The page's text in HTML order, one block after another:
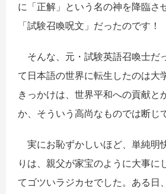
に「正解」という名の神を降臨さ
「試験召喚呪文」だったのです！
そんな、元・試験英語召喚士だ
て日本語の世界に転生したのは大
きっかけは、世界平和への貢献と
か、そういう高尚なものでは断じ
実にお恥ずかしいほど、単純明
りは、親父が家宝のように大事に
てゴツいラジカセでした。ある日